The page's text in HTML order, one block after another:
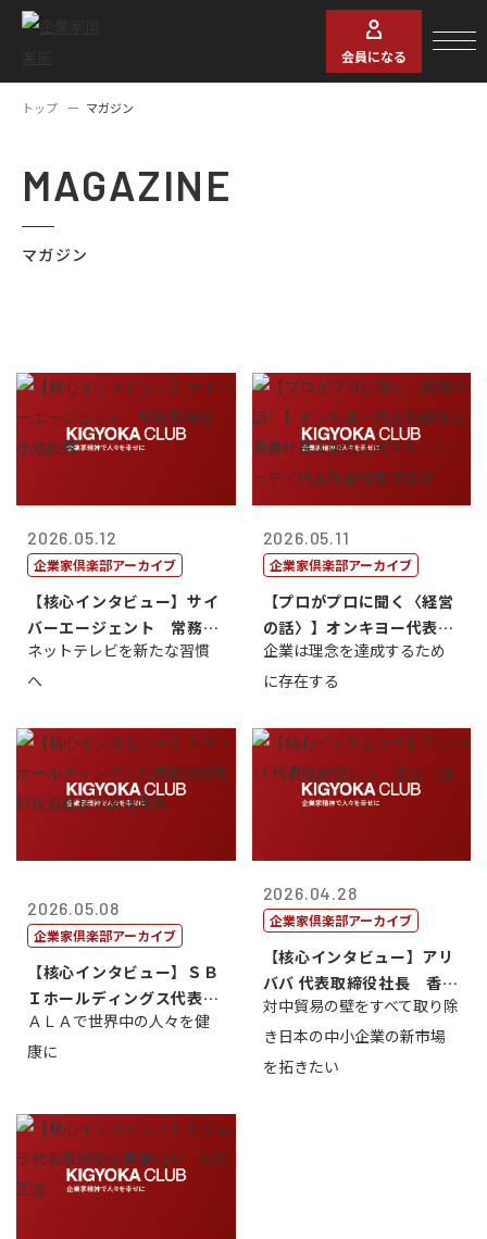
会員になる
トップ マガジン
MAGAZINE
マガジン
2026.05.12
企業家倶楽部アーカイブ
【核心インタビュー】サイ
バーエージェント 常務取
締役 小池政...
ネットテレビを新たな習慣
へ
2026.05.11
企業家倶楽部アーカイブ
【プロがプロに聞く〈経営
の話〉】オンキヨー代表取
締役会長兼社...
企業は理念を達成するため
に存在する
2026.05.08
企業家倶楽部アーカイブ
【核心インタビュー】ＳＢ
Ｉホールディングス代表取
締役執行役員...
ＡＬＡで世界中の人々を健
康に
2026.04.28
企業家倶楽部アーカイブ
【核心インタビュー】アリ
ババ 代表取締役社長 香
山 誠
対中貿易の壁をすべて取り除
き日本の中小企業の新市場
を拓きたい